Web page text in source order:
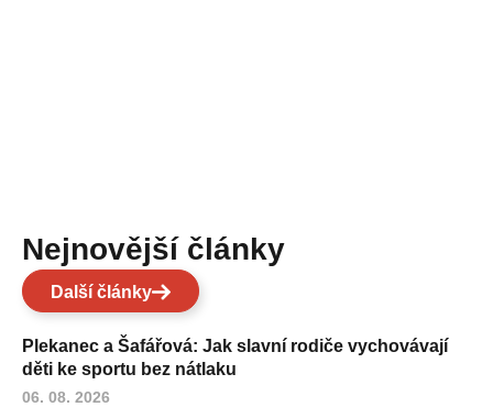
Nejnovější články
Další články
Plekanec a Šafářová: Jak slavní rodiče vychovávají
děti ke sportu bez nátlaku
06. 08. 2026